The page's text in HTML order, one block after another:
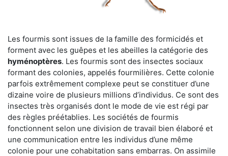
Les fourmis sont issues de la famille des formicidés et
forment avec les guêpes et les abeilles la catégorie des
hyménoptères. Les fourmis sont des insectes sociaux
formant des colonies, appelés fourmilières. Cette colonie
parfois extrêmement complexe peut se constituer d’une
dizaine voire de plusieurs millions d’individus. Ce sont des
insectes très organisés dont le mode de vie est régi par
des règles préétablies. Les sociétés de fourmis
fonctionnent selon une division de travail bien élaboré et
une communication entre les individus d’une même
colonie pour une cohabitation sans embarras. On assimile